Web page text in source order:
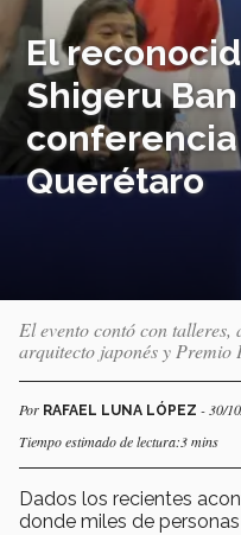
El
Shigeru
conferencia
Querétaro
El evento contó con
arquitecto japonés y Premio
Por RAFAEL LUNA LÓPEZ - 30/
Tiempo estimado de lectura:3 mins
Dados los recientes
donde miles de